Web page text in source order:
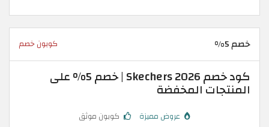
خصم 5% كوبون خصم
كود خصم Skechers 2026 | خصم 5% على
المنتجات المخفضة
عروض مميزة كوبون موثق